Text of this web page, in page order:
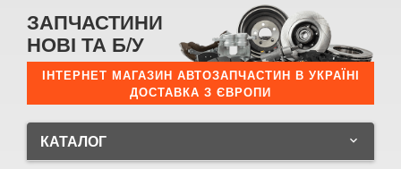
ЗАПЧАСТИНИ
НОВІ ТА Б/У
ІНТЕРНЕТ МАГАЗИН АВТОЗАПЧАСТИН В УКРАЇНІ
ДОСТАВКА З ЄВРОПИ
КАТАЛОГ keyboard_arrow_down